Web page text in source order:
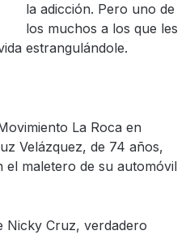
la adicción. Pero uno de
los muchos a los que les
estrangulándole.
La Roca en
Velázquez, de 74 años,
maletero de su automóvil
Nicky Cruz, verdadero